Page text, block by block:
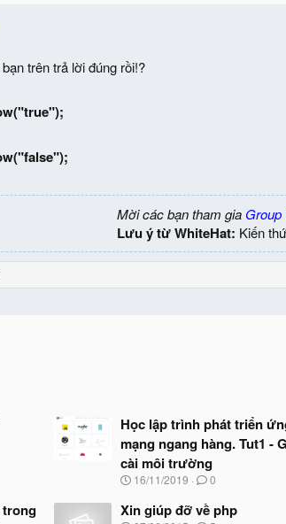
trên trả lời đúng rồi!?
Mời các bạn tham gia Group
Lưu ý từ WhiteHat: Kiến
Học lập trình phát triển
mạng ngang hàng. Tut1 -
cài môi trường
N
à
y
16/11/2019 0
trong
Xin giúp đỡ về php